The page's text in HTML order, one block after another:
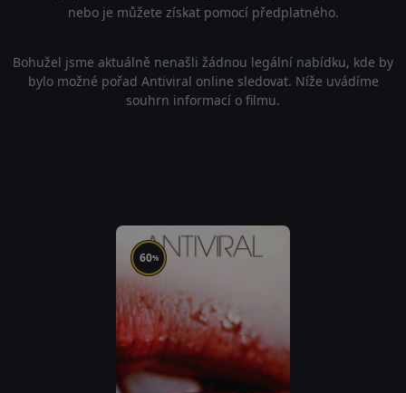
nebo je můžete získat pomocí předplatného.
Bohužel jsme aktuálně nenašli žádnou legální nabídku, kde by
bylo možné pořad Antiviral online sledovat. Níže uvádíme
souhrn informací o filmu.
60%